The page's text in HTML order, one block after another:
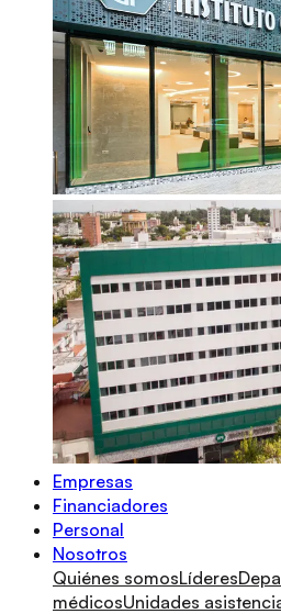
Empresas
Financiadores
Personal
Nosotros
Quiénes somosLíderes
médicosUnidades